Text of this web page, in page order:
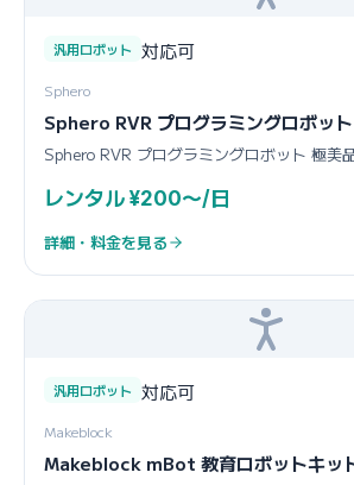
汎用ロボット 対応可
Sphero
Sphero RVR プログラミングロボッ
Sphero RVR プログラミングロボット 極美
レンタル ¥200〜/日
詳細・料金を見る
汎用ロボット 対応可
Makeblock
Makeblock mBot 教育ロボットキッ